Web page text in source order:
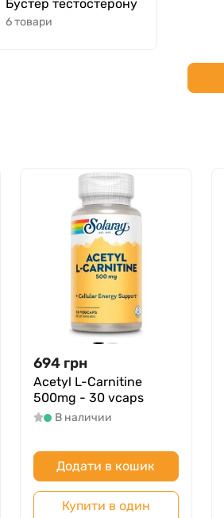
Бустер тестостерону
6 товари
694 грн
Acetyl L-Carnitine
500mg - 30 vcaps
В наличии
Додати в кошик
Купити в один